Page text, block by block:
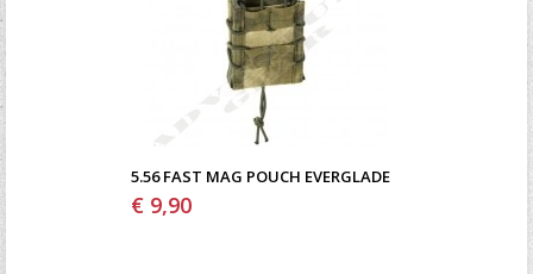
5.56 FAST MAG POUCH EVERGLADE
€ 9,90